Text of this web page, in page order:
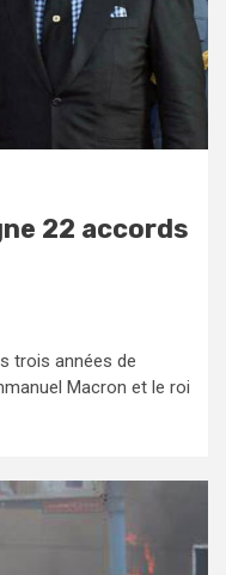
22 accords
trois années de
Macron et le roi